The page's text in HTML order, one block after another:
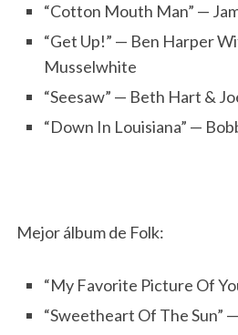
“Cotton Mouth Man” —
“Get Up!” — Ben Harper
Musselwhite
“Seesaw” — Beth Hart &
“Down In Louisiana” —
Mejor álbum de Folk:
“My Favorite Picture Of
“Sweetheart Of The Sun”